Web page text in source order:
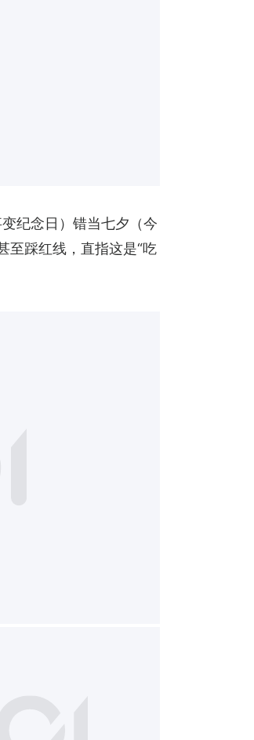
纪念日）错当七夕（今
至踩红线，直指这是“吃